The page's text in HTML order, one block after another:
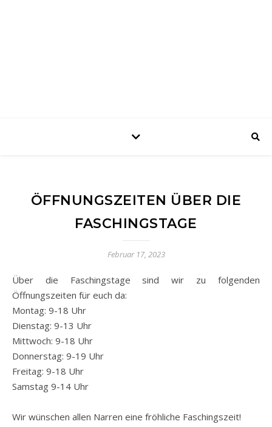
ÖFFNUNGSZEITEN ÜBER DIE
FASCHINGSTAGE
Februar 17, 2023
Über die Faschingstage sind wir zu folgenden
Öffnungszeiten für euch da:
Montag: 9-18 Uhr
Dienstag: 9-13 Uhr
Mittwoch: 9-18 Uhr
Donnerstag: 9-19 Uhr
Freitag: 9-18 Uhr
Samstag 9-14 Uhr
Wir wünschen allen Narren eine fröhliche Faschingszeit!